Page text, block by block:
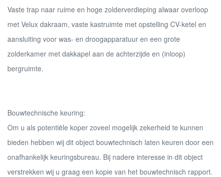
Vaste trap naar ruime en hoge zolderverdieping alwaar overloop
met Velux dakraam, vaste kastruimte met opstelling CV-ketel en
aansluiting voor was- en droogapparatuur en een grote
zolderkamer met dakkapel aan de achterzijde en (inloop)
bergruimte.
Bouwtechnische keuring:
Om u als potentiële koper zoveel mogelijk zekerheid te kunnen
bieden hebben wij dit object bouwtechnisch laten keuren door een
onafhankelijk keuringsbureau. Bij nadere interesse in dit object
verstrekken wij u graag een kopie van het bouwtechnisch rapport.